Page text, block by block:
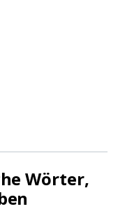
Wörter,